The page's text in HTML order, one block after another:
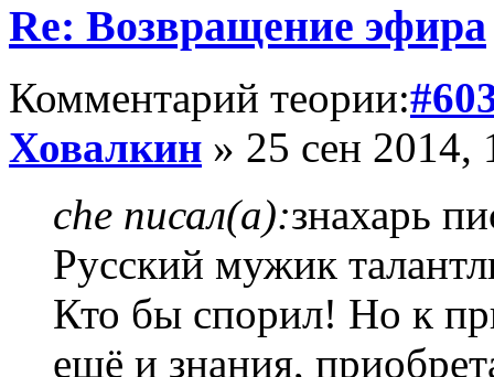
Re: Возвращение эфира
Комментарий теории:
Ховалкин » 25 сен 2014,
che писал(а):знахарь
Русский мужик
Кто бы спорил! Но к
ещё и знания,